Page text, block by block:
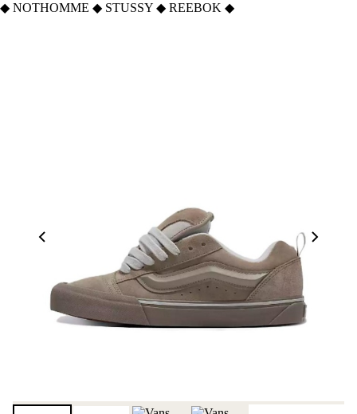
◆ NOTHOMME ◆ STUSSY ◆ REEBOK ◆